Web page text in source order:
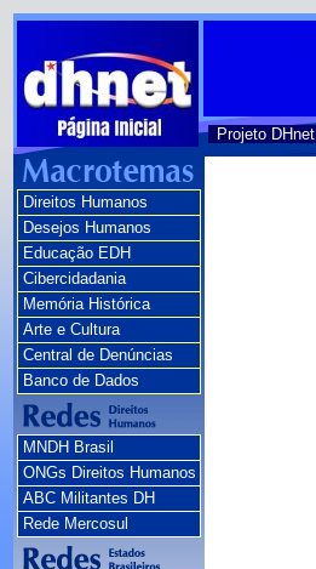
Projeto DHnet
Direitos Humanos
Desejos Humanos
Educação EDH
Cibercidadania
Memória Histórica
Arte e Cultura
Central de Denúncias
Banco de Dados
MNDH Brasil
ONGs Direitos Humanos
ABC Militantes DH
Rede Mercosul